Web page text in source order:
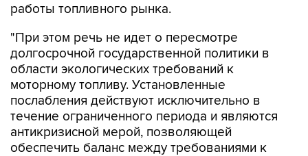
"При этом речь не идет о пересмотре
области экологических требований к
моторному топливу. Установленные
послабления действуют исключительно в
течение ограниченного периода и являются
антикризисной мерой, позволяющей
обеспечить баланс между требованиями к
качеству топлива и необходимостью
гарантировать его доступность для